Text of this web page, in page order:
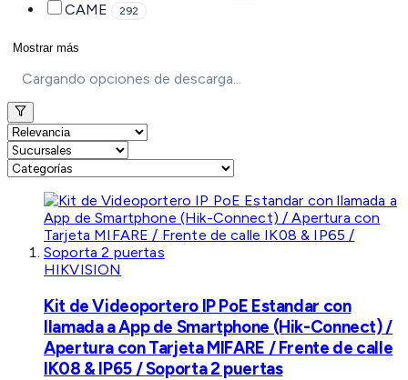
CAME 292
Mostrar más
Cargando opciones de descarga...
HIKVISION
Kit de Videoportero IP PoE Estandar con
llamada a App de Smartphone (Hik-Connect) /
Apertura con Tarjeta MIFARE / Frente de calle
IK08 & IP65 / Soporta 2 puertas